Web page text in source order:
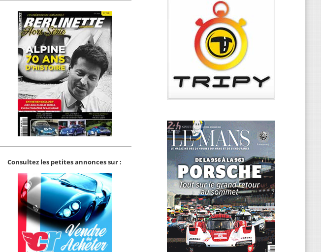
Consultez les petites annonces sur :